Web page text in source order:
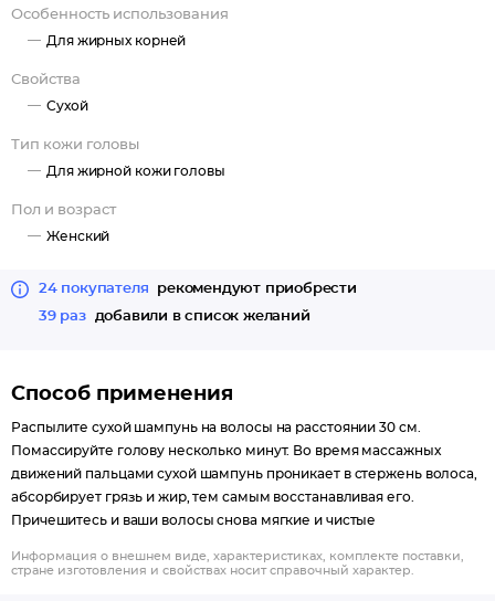
Особенность использования
Для жирных корней
Свойства
Сухой
Тип кожи головы
Для жирной кожи головы
Пол и возраст
Женский
24 покупателя
рекомендуют приобрести
39 раз
добавили в список желаний
Способ применения
Распылите сухой шампунь на волосы на расстоянии 30 см.
Помассируйте голову несколько минут. Во время массажных
движений пальцами сухой шампунь проникает в стержень волоса,
абсорбирует грязь и жир, тем самым восстанавливая его.
Причешитесь и ваши волосы снова мягкие и чистые
Информация о внешнем виде, характеристиках, комплекте поставки,
стране изготовления и свойствах носит справочный характер.